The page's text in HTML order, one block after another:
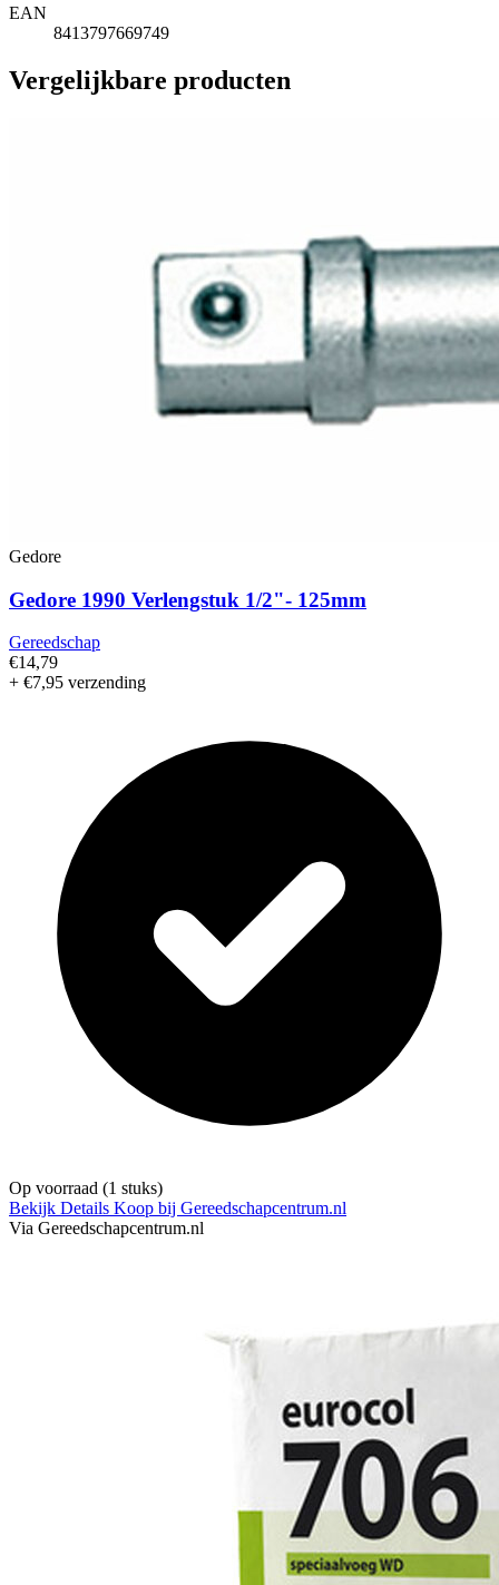
EAN
8413797669749
Vergelijkbare producten
Gedore
Gedore 1990 Verlengstuk 1/2"- 125mm
Gereedschap
€14,79
+ €7,95 verzending
Op voorraad (1 stuks)
Bekijk Details Koop bij Gereedschapcentrum.nl
Via Gereedschapcentrum.nl